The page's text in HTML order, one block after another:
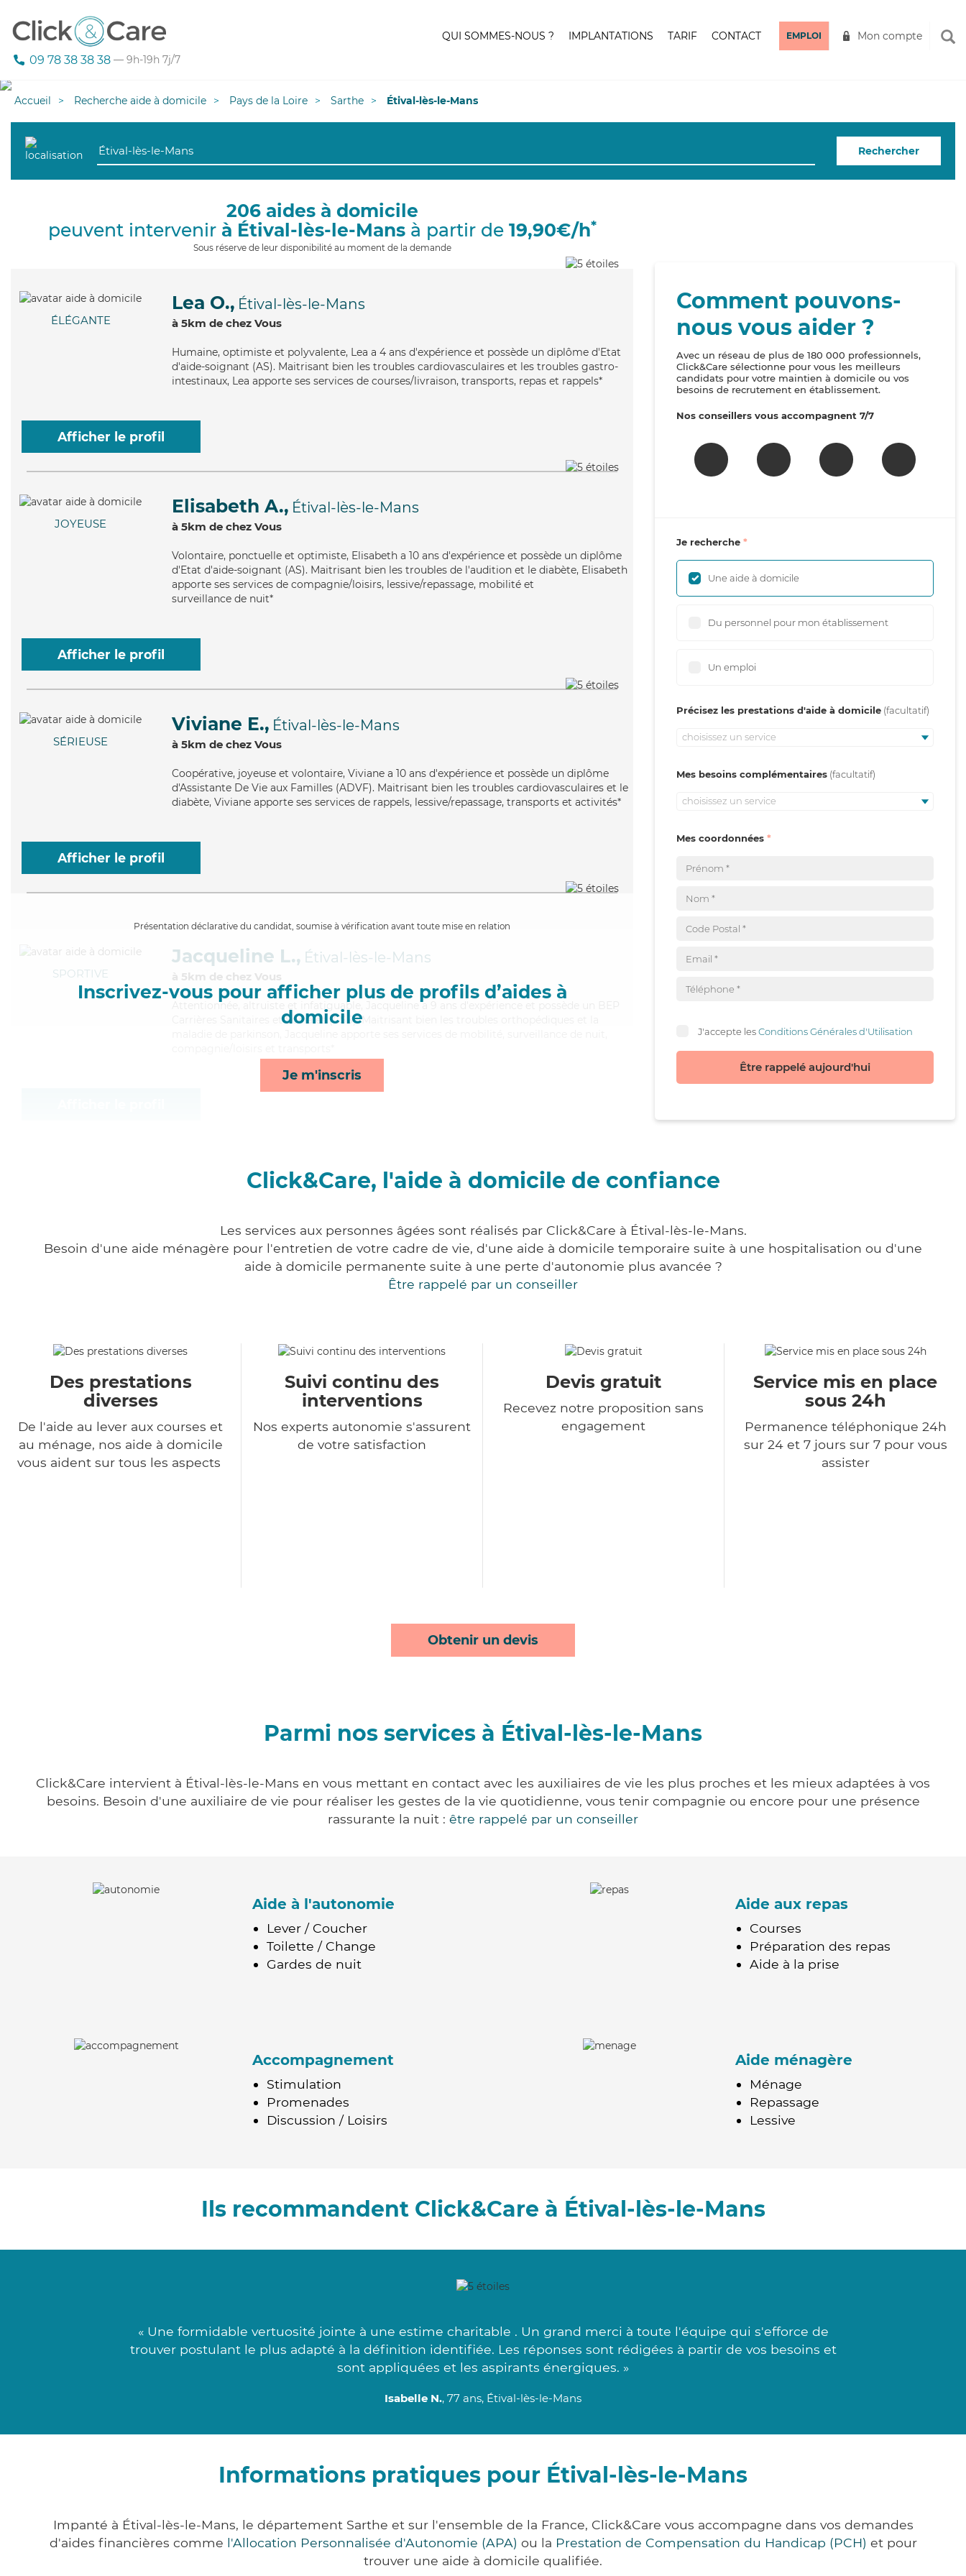
09 78 38 38 38 — 9h-19h 7j/7
QUI SOMMES-NOUS ? IMPLANTATIONS TARIF CONTACT EMPLOI Mon compte
Accueil Recherche aide à domicile Pays de la Loire Sarthe Étival-lès-le-Mans
Rechercher
206 aides à domicile
peuvent intervenir à Étival-lès-le-Mansà partir de 19,90€/h*
Sous réserve de leur disponibilité au moment de la demande
ÉLÉGANTE
Lea O., Étival-lès-le-Mans
à 5km de chez Vous
Humaine, optimiste et polyvalente, Lea a 4 ans d'expérience et possède un diplôme d'Etat
d'aide-soignant (AS). Maitrisant bien les troubles cardiovasculaires et les troubles gastro-
intestinaux, Lea apporte ses services de courses/livraison, transports, repas et rappels*
Afficher le profil
JOYEUSE
Elisabeth A., Étival-lès-le-Mans
à 5km de chez Vous
Volontaire, ponctuelle et optimiste, Elisabeth a 10 ans d'expérience et possède un diplôme
d'Etat d'aide-soignant (AS). Maitrisant bien les troubles de l'audition et le diabète, Elisabeth
apporte ses services de compagnie/loisirs, lessive/repassage, mobilité et
surveillance de nuit*
Afficher le profil
SÉRIEUSE
Viviane E., Étival-lès-le-Mans
à 5km de chez Vous
Coopérative, joyeuse et volontaire, Viviane a 10 ans d'expérience et possède un diplôme
d'Assistante De Vie aux Familles (ADVF). Maitrisant bien les troubles cardiovasculaires et le
diabète, Viviane apporte ses services de rappels, lessive/repassage, transports et activités*
Afficher le profil
Présentation déclarative du candidat, soumise à vérification avant toute mise en relation
Inscrivez-vous pour afficher plus de profils d’aides à
domicile
Je m'inscris
SPORTIVE
Jacqueline L., Étival-lès-le-Mans
à 5km de chez Vous
Attentionnée
, altruiste et infatiguable, Jacqueline a 9 ans d'expérience et possède un BEP
Carrières Sanitaires et Sociales (CSS). Maitrisant bien les troubles orthopédiques et la
Comment pouvons-
nous vous aider ?
Avec un réseau de plus de 180 000 professionnels,
Click&Care sélectionne pour vous les meilleurs
candidats pour votre maintien à domicile ou vos
besoins de recrutement en établissement.
Nos conseillers vous accompagnent 7/7
Je recherche
Une aide à domicile
Du personnel pour mon établissement
Un emploi
Précisez les prestations d'aide à domicile
choisissez un service
Mes besoins complémentaires
choisissez un service
Mes coordonnées
J'accepte lesConditions Générales d'Utilisation
Être rappelé aujourd'hui
Click&Care, l'aide à domicile de confiance
Les services aux personnes âgées sont réalisés par Click&Care à Étival-lès-le-Mans.
Besoin d'une aide ménagère pour l'entretien de votre cadre de vie, d'une aide à domicile temporaire suite à une hospitalisation ou d'une
aide à domicile permanente suite à une perte d'autonomie plus avancée ?
Être rappelé par un conseiller
Des prestations
diverses
De l'aide au lever aux courses et
au ménage, nos aide à domicile
vous aident sur tous les aspects
Suivi continu des
interventions
Nos experts autonomie s'assurent
de votre satisfaction
Devis gratuit
Recevez notre proposition sans
engagement
Service mis en place
sous 24h
Permanence téléphonique 24h
sur 24 et 7 jours sur 7 pour vous
assister
Obtenir un devis
Parmi nos services à Étival-lès-le-Mans
Click&Care intervient à Étival-lès-le-Mans en vous mettant en contact avec les auxiliaires de vie les plus proches et les mieux adaptées à vos
besoins. Besoin d'une auxiliaire de vie pour réaliser les gestes de la vie quotidienne, vous tenir compagnie ou encore pour une présence
rassurante la nuit : être rappelé par un conseiller
Aide à l'autonomie
Lever / Coucher
Toilette / Change
Gardes de nuit
Aide aux repas
Courses
Préparation des repas
Aide à la prise
Accompagnement
Stimulation
Promenades
Discussion / Loisirs
Aide ménagère
Ménage
Repassage
Lessive
Ils recommandent Click&Care à Étival-lès-le-Mans
« Une formidable vertuosité jointe à une estime charitable . Un grand merci à toute l'équipe qui s'efforce de
trouver postulant le plus adapté à la définition identifiée. Les réponses sont rédigées à partir de vos besoins et
sont appliquées et les aspirants énergiques. »
Isabelle N., 77 ans, Étival-lès-le-Mans
Informations pratiques pour Étival-lès-le-Mans
Impanté à Étival-lès-le-Mans, le département Sarthe et sur l'ensemble de la France, Click&Care vous accompagne dans vos demandes
d'aides financières comme l'Allocation Personnalisée d'Autonomie (APA) ou la Prestation de Compensation du Handicap (PCH) et pour
trouver une aide à domicile qualifiée.